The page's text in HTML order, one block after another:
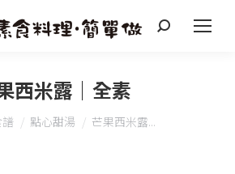
搜
西米露｜全素
點心甜湯 芒果西米露...